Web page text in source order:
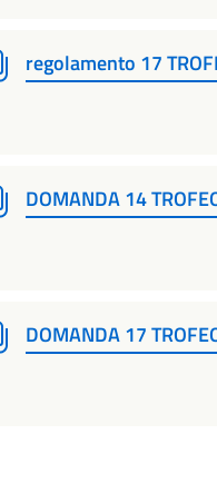
regolamento 17
DOMANDA 14
DOMANDA 17